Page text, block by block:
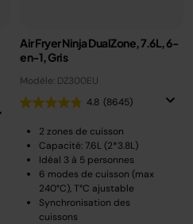
Air Fryer Ninja DualZone, 7.6L, 6-
en-1, Gris
Modèle: DZ300EU
4.8 (8645)
2 zones de cuisson
Capacité: 7.6L (2*3.8L)
Idéal 3 à 5 personnes
6 modes de cuisson (max
240°C), T°C ajustable
Synchronisation des
cuissons